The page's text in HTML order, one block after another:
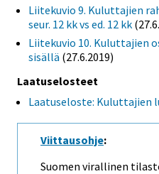
Liitekuvio 9. Kuluttajien
seur. 12 kk vs ed. 12 kk
Liitekuvio 10. Kuluttajien
sisällä (27.6.2019)
Laatuselosteet
Laatuseloste: Kuluttajien
Viittausohje:
Suomen virallinen